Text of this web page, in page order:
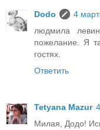
Dodo
4
людмила
пожелание. Я
гостях.
Ответить
Tetyana Mazur
Милая, Додо!